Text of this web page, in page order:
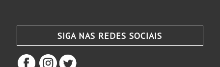
SIGA NAS REDES SOCIAIS